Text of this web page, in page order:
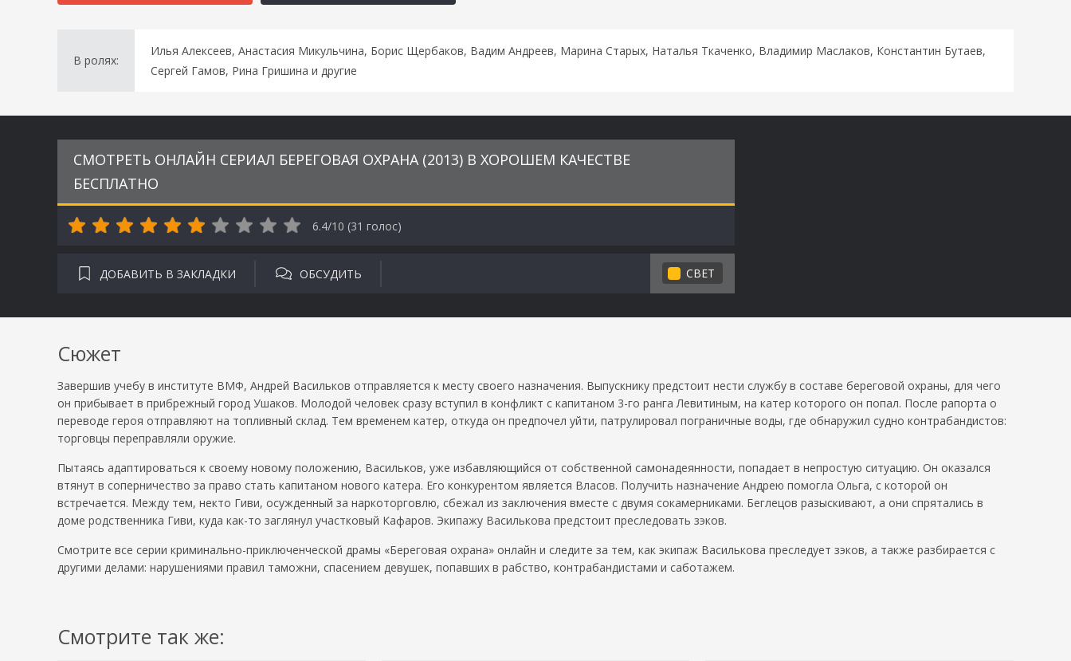
В ролях:
Илья Алексеев, Анастасия Микульчина, Борис Щербаков, Вадим Андреев, Марина Старых, Наталья Ткаченко, Владимир Маслаков, Константин Бутаев,
Сергей Гамов, Рина Гришина и другие
СМОТРЕТЬ ОНЛАЙН СЕРИАЛ БЕРЕГОВАЯ ОХРАНА (2013) В ХОРОШЕМ КАЧЕСТВЕ
БЕСПЛАТНО
6.4/10 (31 голос)
ДОБАВИТЬ В ЗАКЛАДКИ ОБСУДИТЬ СВЕТ
Сюжет
Завершив учебу в институте ВМФ, Андрей Васильков отправляется к месту своего назначения. Выпускнику предстоит нести службу в составе береговой охраны, для чего
он прибывает в прибрежный город Ушаков. Молодой человек сразу вступил в конфликт с капитаном 3-го ранга Левитиным, на катер которого он попал. После рапорта о
переводе героя отправляют на топливный склад. Тем временем катер, откуда он предпочел уйти, патрулировал пограничные воды, где обнаружил судно контрабандистов:
торговцы переправляли оружие.
Пытаясь адаптироваться к своему новому положению, Васильков, уже избавляющийся от собственной самонадеянности, попадает в непростую ситуацию. Он оказался
втянут в соперничество за право стать капитаном нового катера. Его конкурентом является Власов. Получить назначение Андрею помогла Ольга, с которой он
встречается. Между тем, некто Гиви, осужденный за наркоторговлю, сбежал из заключения вместе с двумя сокамерниками. Беглецов разыскивают, а они спрятались в
доме родственника Гиви, куда как-то заглянул участковый Кафаров. Экипажу Василькова предстоит преследовать зэков.
Смотрите все серии криминально-приключенческой драмы «Береговая охрана» онлайн и следите за тем, как экипаж Василькова преследует зэков, а также разбирается с
другими делами: нарушениями правил таможни, спасением девушек, попавших в рабство, контрабандистами и саботажем.
Смотрите так же: